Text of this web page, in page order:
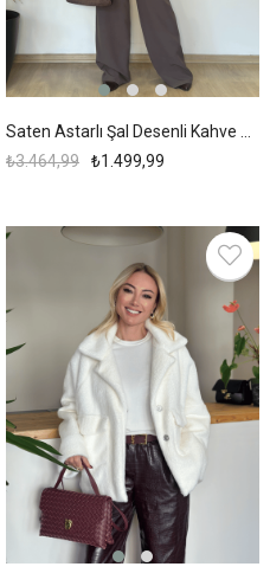
₺1.499,99
₺3.464,99